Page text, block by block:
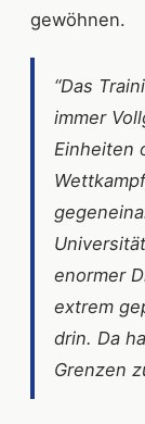
gewöhnen.
“Das
immer
Einheiten
enormer
extrem
drin. Da
Grenzen